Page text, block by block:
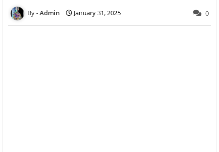
Admin January 31, 2025 0